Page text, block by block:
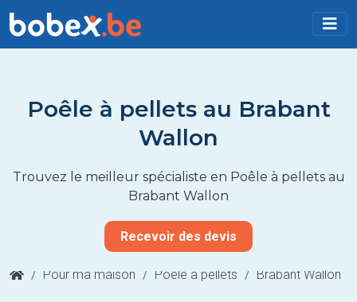
Poêle à pellets au Brabant
Wallon
Trouvez le meilleur spécialiste en Poêle à pellets au
Brabant Wallon
Recevoir des devis
/ Pour ma maison / Poêle à pellets / Brabant Wallon